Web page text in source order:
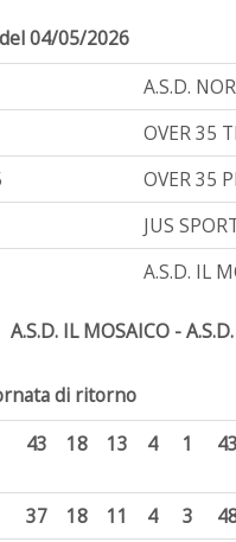
04/05/2026
A.S.D.
OVER 35
OVER 35
JUS
A.S.D. IL
IL MOSAICO - A.S.D.
di ritorno
43 18 13 4 1
37 18 11 4 3